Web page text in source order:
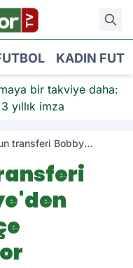
KADIN
bir takviye daha:
yıllık imza
transferi Bobby